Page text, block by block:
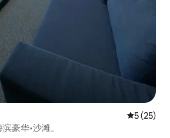
平均评分
5 (25)
豪华•沙滩。